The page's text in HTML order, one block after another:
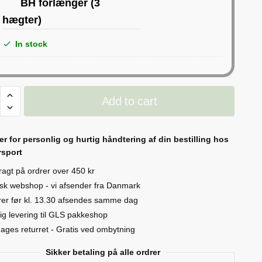
BH forlænger (3
hægter)
In stock
Add to cart
for personlig og hurtig håndtering af din bestilling hos
på ordrer over 450 kr
webshop - vi afsender fra Danmark
før kl. 13.30 afsendes samme dag
levering til GLS pakkeshop
returret - Gratis ved ombytning
Sikker betaling på alle ordrer